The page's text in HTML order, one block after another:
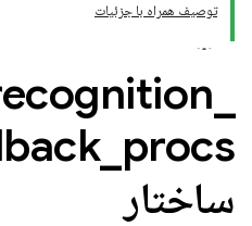
توصیف همراه با جزئیات
_
ساختار